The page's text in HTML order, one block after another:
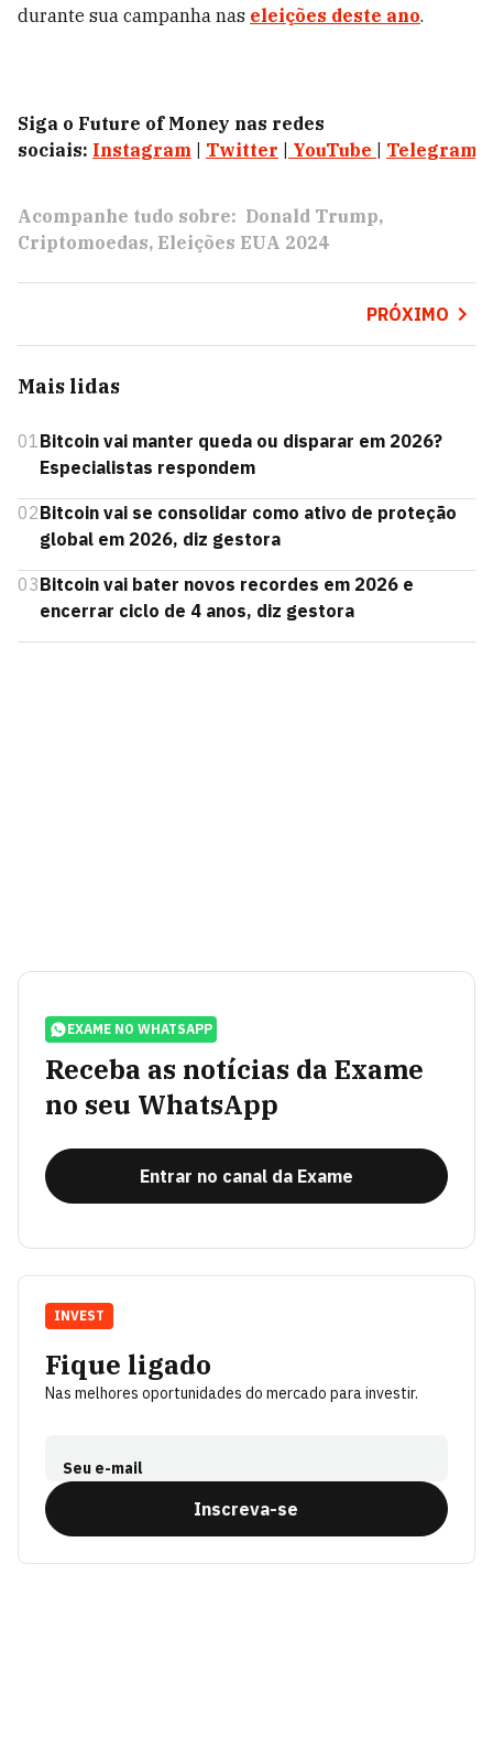
durante sua campanha nas eleições deste ano.
Siga o Future of Money nas redes
sociais: Instagram Twitter YouTube Telegram
Acompanhe tudo sobre: Donald Trump
Criptomoedas Eleições EUA 2024
PRÓXIMO
Mais lidas
01Bitcoin vai manter queda ou disparar em 2026?
Especialistas respondem
02Bitcoin vai se consolidar como ativo de proteção
global em 2026, diz gestora
03Bitcoin vai bater novos recordes em 2026 e
encerrar ciclo de 4 anos, diz gestora
EXAME NO WHATSAPP
Receba as notícias da Exame
no seu WhatsApp
Entrar no canal da Exame
Fique ligado
Nas melhores oportunidades do mercado para investir.
Seu e-mail
Inscreva-se
INVEST